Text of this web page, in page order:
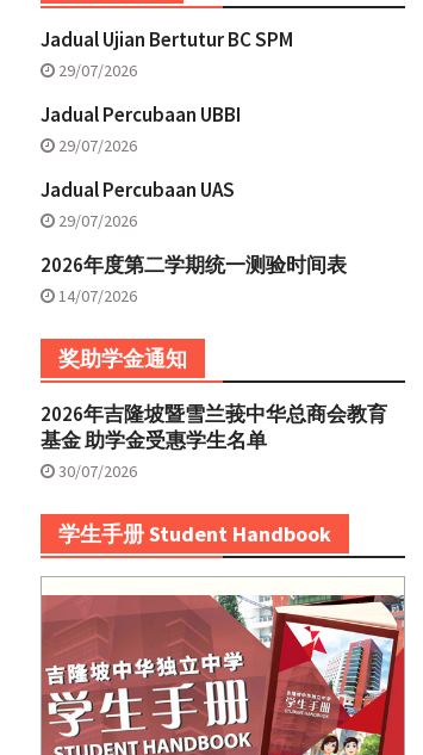
Jadual Ujian Bertutur BC SPM
29/07/2026
Jadual Percubaan UBBI
29/07/2026
Jadual Percubaan UAS
29/07/2026
2026年度第二学期统一测验时间表
14/07/2026
奖助学金通知
2026年吉隆坡暨雪兰莪中华总商会教育
基金 助学金受惠学生名单
30/07/2026
学生手册 Student Handbook